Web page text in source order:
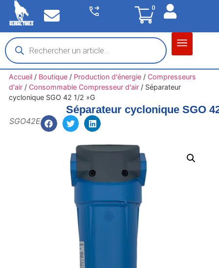
0
Accueil/ Boutique/ Production d'énergie/ Compresseurs
d'air/ Consommable Compresseur d'air/ Séparateur
cyclonique SGO 42 1/2 »G
Séparateur cyclonique SGO
SGO42E